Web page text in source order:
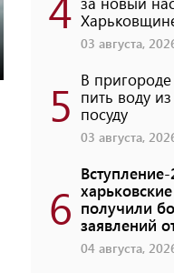
03 августа,
5 В
пить воду
посуду
03 августа,
6 получили
заявлений
04 августа,